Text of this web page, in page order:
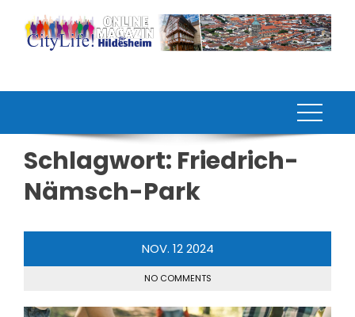
Schlagwort: Friedrich-
Nämsch-Park
NOV. 12 2024
NO COMMENTS